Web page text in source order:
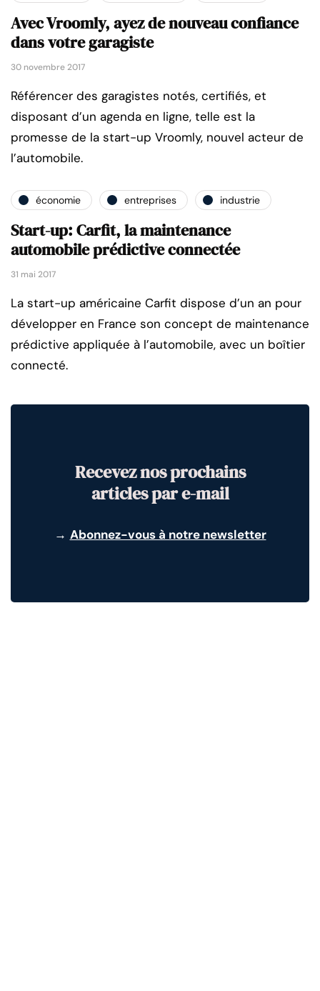
Avec Vroomly, ayez de nouveau confiance
dans votre garagiste
30 novembre 2017
Référencer des garagistes notés, certifiés, et
disposant d’un agenda en ligne, telle est la
promesse de la start-up Vroomly, nouvel acteur de
l’automobile.
économie entreprises industrie
Start-up: Carfit, la maintenance
automobile prédictive connectée
31 mai 2017
La start-up américaine Carfit dispose d’un an pour
développer en France son concept de maintenance
prédictive appliquée à l’automobile, avec un boîtier
connecté.
Recevez nos prochains
articles par e-mail
→ Abonnez-vous à notre newsletter